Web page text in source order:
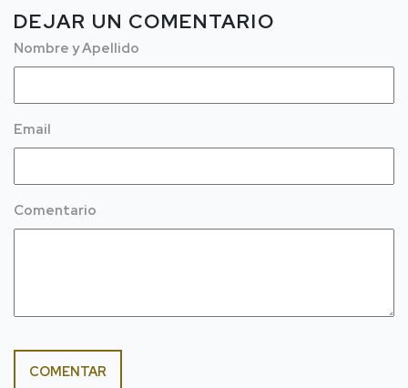
DEJAR UN COMENTARIO
Nombre y Apellido
Email
Comentario
COMENTAR